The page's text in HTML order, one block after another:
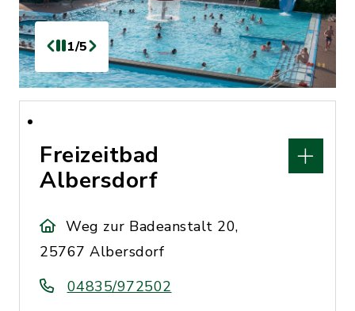
1/5
Freizeitbad
Albersdorf
Weg zur Badeanstalt 20,
25767 Albersdorf
04835/972502